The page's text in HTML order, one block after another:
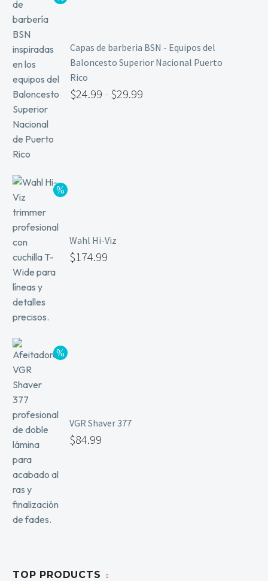
Capas de barberia BSN - Equipos del
Baloncesto Superior Nacional Puerto
Rico
$24.99 - $29.99
Wahl Hi-Viz
$174.99
VGR Shaver 377
$84.99
TOP PRODUCTS